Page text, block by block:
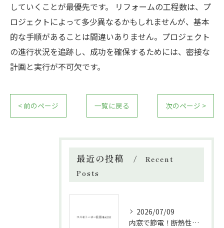
していくことが最優先です。 リフォームの工程数は、プ
ロジェクトによって多少異なるかもしれませんが、基本
的な手順があることは間違いありません。プロジェクト
の進行状況を追跡し、成功を確保するためには、密接な
計画と実行が不可欠です。
< 前のページ 一覧に戻る 次のページ >
最近の投稿
Recent
Posts
2026/07/09
内窓で節電！断熱性能と補助金活用法